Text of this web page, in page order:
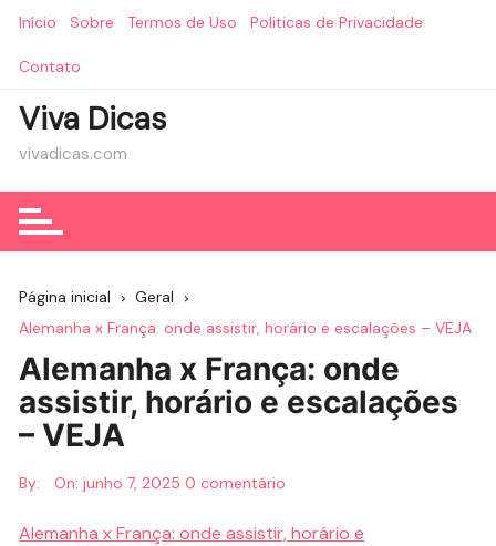
Início Sobre Termos de Uso Politicas de Privacidade
Contato
Viva Dicas
vivadicas.com
Página inicial
Geral
Alemanha x França: onde assistir, horário e escalações – VEJA
Alemanha x França: onde
assistir, horário e escalações
– VEJA
By: On:junho 7, 2025 0 comentário
Alemanha x França: onde assistir, horário e